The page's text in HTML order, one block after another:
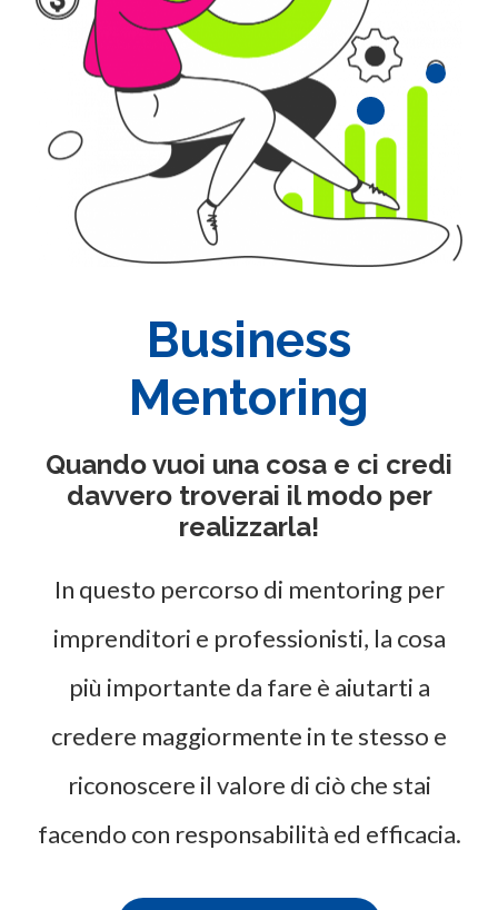
Business
Mentoring
Quando vuoi una cosa e ci credi
davvero troverai il modo per
realizzarla!
In questo percorso di mentoring per
imprenditori e professionisti, la cosa
più importante da fare è aiutarti a
credere maggiormente in te stesso e
riconoscere il valore di ciò che stai
facendo con responsabilità ed efficacia.